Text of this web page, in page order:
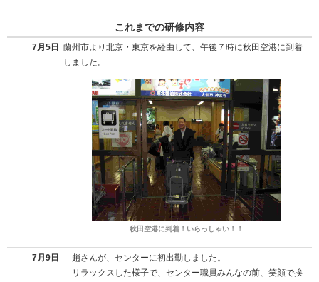
これまでの研修内容
7月5日
蘭州市より北京・東京を経由して、午後７時に秋田空港に到着
しました。
秋田空港に到着！いらっしゃい！！
7月9日
趙さんが、センターに初出勤しました。
リラックスした様子で、センター職員みんなの前、笑顔で挨